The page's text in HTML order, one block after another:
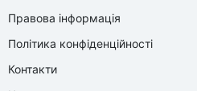
Правова інформація
Політика конфіденційності
Контакти